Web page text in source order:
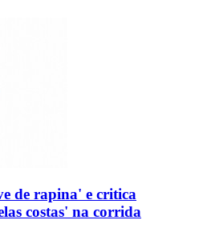
de rapina' e critica
costas' na corrida